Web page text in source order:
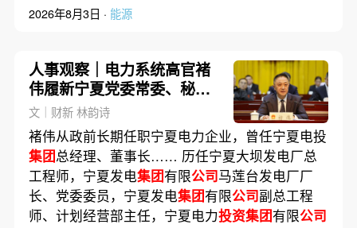
2026年8月3日 · 能源
人事观察｜电力系统高官褚
伟履新宁夏党委常委、秘书
长
文｜财新 林韵诗
褚伟从政前长期任职宁夏电力企业，曾任宁夏电投
集团总经理、董事长…… 历任宁夏大坝发电厂总
工程师，宁夏发电集团有限公司马莲台发电厂厂
长、党委委员，宁夏发电集团有限公司副总工程
师、计划经营部主任，宁夏电力投资集团有限公司